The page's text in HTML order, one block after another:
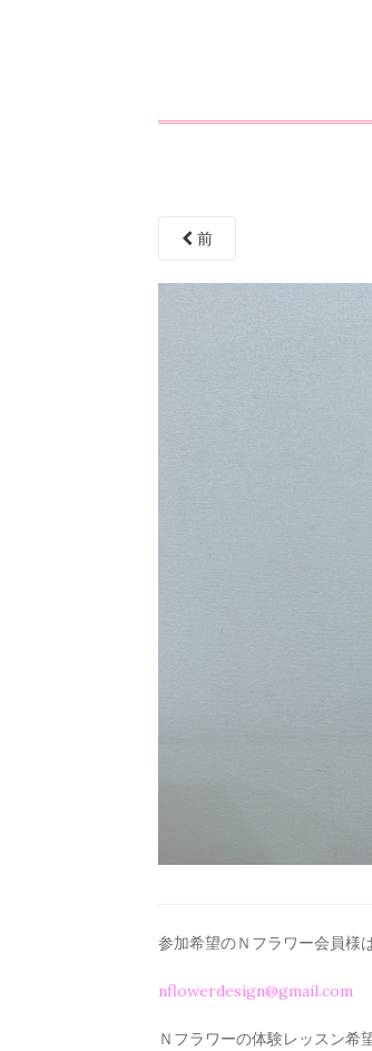
前
参加希望のＮフラワー会員様
nflowerdesign@gmail.com
Ｎフラワーの体験レッスン希